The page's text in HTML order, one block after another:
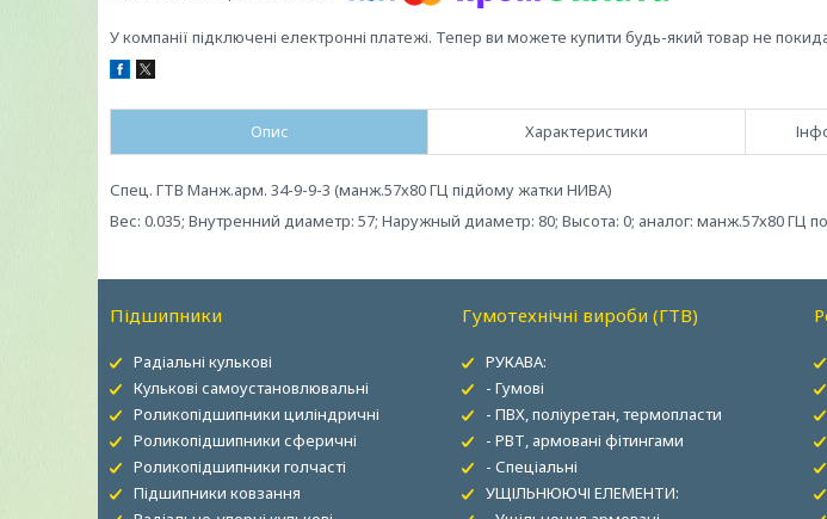
У компанії підключені електронні платежі. Тепер ви можете купити будь-який товар не
Опис Характеристики
Спец. ГТВ Манж.арм. 34-9-9-3 (манж.57х80 ГЦ підйому жатки НИВА)
Вес: 0.035; Внутренний диаметр: 57; Наружный диаметр: 80; Высота: 0; аналог: манж.57х80 ГЦ
Підшипники
Радіальні кулькові
Кулькові самоустановлювальні
Роликопідшипники циліндричні
Роликопідшипники сферичні
Роликопідшипники голчасті
Підшипники ковзання
Гумотехнічні вироби (ГТВ)
РУКАВА:
- Гумові
- ПВХ, поліуретан, термопласти
- РВТ, армовані фітингами
- Спеціальні
УЩІЛЬНЮЮЧІ ЕЛЕМЕНТИ: